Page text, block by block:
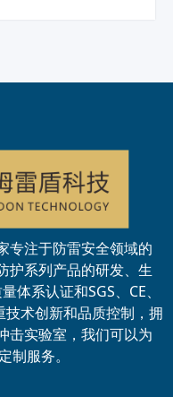
专注于防雷安全领域的
护系列产品的研发、生
体系认证和SGS、CE、
技术创新和品质控制，拥
击实验室，我们可以为
服务。